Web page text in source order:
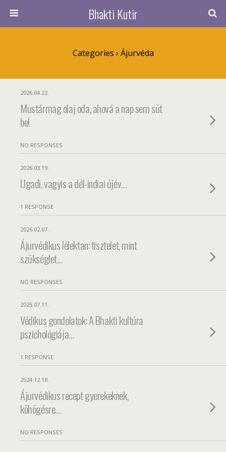
Bhakti Kutir
Categories › Ájurvéda
2026.04.22.
Mustármag olaj oda, ahová a nap sem süt
be!
NO RESPONSES
2026.03.19.
Ugadi, vagyis a dél-indiai újév…
1 RESPONSE
2026.02.07.
Ájurvédikus lélektan: tisztelet, mint
szükséglet…
NO RESPONSES
2025.07.11.
Védikus gondolatok: A Bhakti kultúra
pszichológiája…
1 RESPONSE
2024.12.18.
Ájurvédikus recept gyerekeknek,
köhögésre…
NO RESPONSES